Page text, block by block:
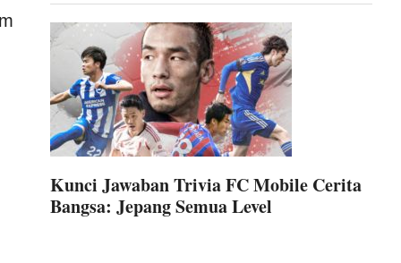
Kunci Jawaban Trivia FC Mobile Cerita
Bangsa: Jepang Semua Level